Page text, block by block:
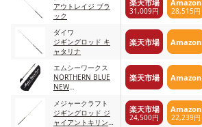
アウトレイジ ブラ
ック
楽天市場
31,009円
Amazon
28,515円
ダイワ
ジギングロッド キ
ャタリナ
楽天市場 Amazon
エムシーワークス
NORTHERN BLUE
NEW
STANDARD MODEL
楽天市場 Amazon
メジャークラフト
ジギングロッド ジ
ャイアントキリング
楽天市場
24,500円
Amazon
22,239円